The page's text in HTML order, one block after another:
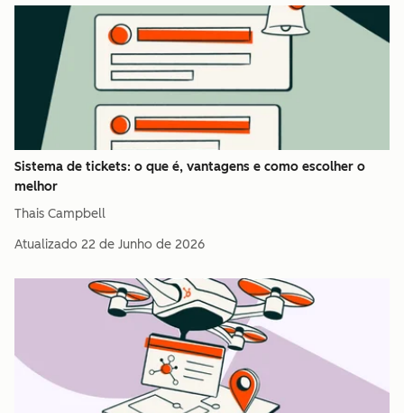
Sistema de tickets: o que é, vantagens e como escolher o
melhor
Thais Campbell
Atualizado 22 de Junho de 2026